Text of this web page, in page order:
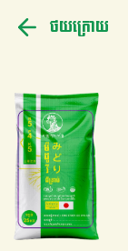
ថយក្រោយ